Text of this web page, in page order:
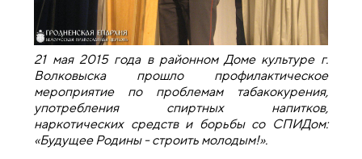
21 мая 2015 года в районном Доме культуре г.
Волковыска прошло профилактическое
мероприятие по проблемам табакокурения,
употребления спиртных напитков,
наркотических средств и борьбы со СПИДом:
«Будущее Родины - строить молодым!».